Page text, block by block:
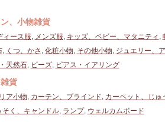
、小物雑貨
ィース服, メンズ服, キッズ、ベビー、マタニティ ,
, くつ、かさ , 化粧小物, その他小物, ジュエリー、
天然石, ビーズ, ピアス・イアリング
貨
ア小物, カーテン、ブラインド, カーペット、じゅ
そく、キャンドル, ランプ, ウェルカムボード